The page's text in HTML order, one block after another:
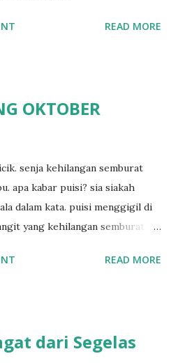
READ MORE
OKTOBER
senja kehilangan semburat
apa kabar puisi? sia siakah
dalam kata. puisi menggigil di
yang kehilangan semburat
dituliskan. puisi menggigilREAD MORE
dari Segelas